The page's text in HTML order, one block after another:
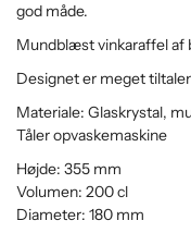
god måde.
Mundblæst vinkaraffel af
Designet er meget
Materiale: Glaskrystal,
Tåler opvaskemaskine
Højde: 355 mm
Volumen: 200 cl
Diameter: 180 mm